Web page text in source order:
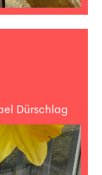
Dürschlag